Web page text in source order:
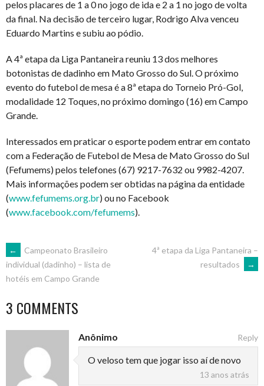
pelos placares de 1 a 0 no jogo de ida e 2 a 1 no jogo de volta
da final. Na decisão de terceiro lugar, Rodrigo Alva venceu
Eduardo Martins e subiu ao pódio.
A 4ª etapa da Liga Pantaneira reuniu 13 dos melhores
botonistas de dadinho em Mato Grosso do Sul. O próximo
evento do futebol de mesa é a 8ª etapa do Torneio Pró-Gol,
modalidade 12 Toques, no próximo domingo (16) em Campo
Grande.
Interessados em praticar o esporte podem entrar em contato
com a Federação de Futebol de Mesa de Mato Grosso do Sul
(Fefumems) pelos telefones (67) 9217-7632 ou 9982-4207.
Mais informações podem ser obtidas na página da entidade
(www.fefumems.org.br) ou no Facebook
(www.facebook.com/fefumems).
POST
NAVIGATION
←
Campeonato Brasileiro
individual (dadinho) – lista de
hotéis em Campo Grande
4ª etapa da Liga Pantaneira –
resultados
→
3 COMMENTS
Anônimo
13 anos atrás
O veloso tem que jogar isso aí de novo
Reply